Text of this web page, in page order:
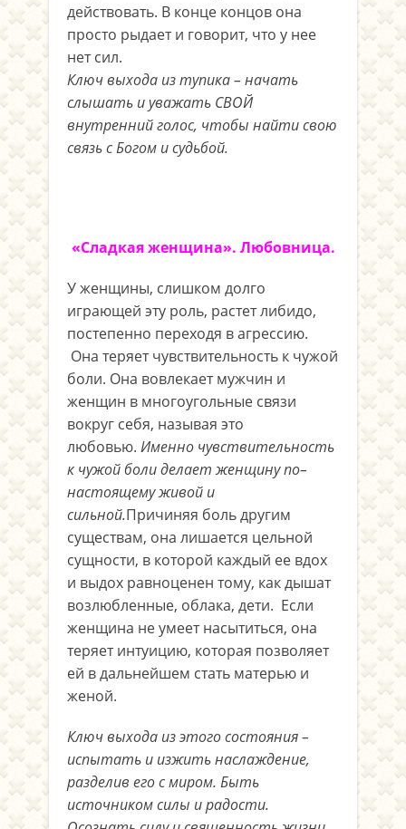
действовать. В конце концов она
просто рыдает и говорит, что у нее
нет сил.
Ключ выхода из тупика – начать
слышать и уважать СВОЙ
внутренний голос, чтобы найти свою
связь с Богом и судьбой.
«Сладкая женщина». Любовница.
У женщины, слишком долго
играющей эту роль, растет либидо,
постепенно переходя в агрессию.
Она теряет чувствительность к чужой
боли. Она вовлекает мужчин и
женщин в многоугольные связи
вокруг себя, называя это
любовью. Именно чувствительность
к чужой боли делает женщину по–
настоящему живой и
сильной.Причиняя боль другим
существам, она лишается цельной
сущности, в которой каждый ее вдох
и выдох равноценен тому, как дышат
возлюбленные, облака, дети. Если
женщина не умеет насытиться, она
теряет интуицию, которая позволяет
ей в дальнейшем стать матерью и
женой.
Ключ выхода из этого состояния –
испытать и изжить наслаждение,
разделив его с миром. Быть
источником силы и радости.